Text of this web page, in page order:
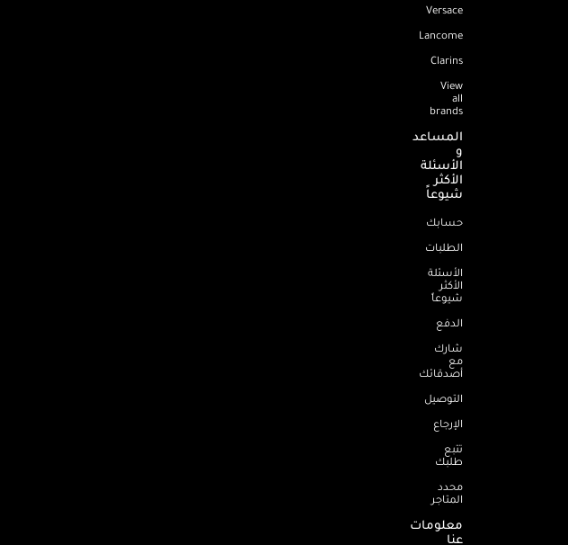
Versace
Lancome
Clarins
View
all
brands
المساعد
و
الأسئلة
الأكثر
شيوعاً
حسابك
الطلبات
الأسئلة
الأكثر
شيوعاً
الدفع
شارك
مع
أصدقائك
التوصيل
الإرجاع
تتبع
طلبك
محدد
المتاجر
معلومات
عنا